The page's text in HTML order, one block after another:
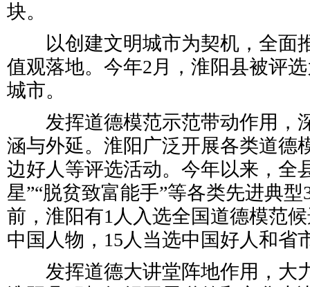
块。
以创建文明城市为契机，全面
值观落地。今年2月，淮阳县被评
城市。
发挥道德模范示范带动作用，
涵与外延。淮阳广泛开展各类道德
边好人等评选活动。今年以来，全
星”“脱贫致富能手”等各类先进典
前，淮阳有1人入选全国道德模范
中国人物，15人当选中国好人和省
发挥道德大讲堂阵地作用，大